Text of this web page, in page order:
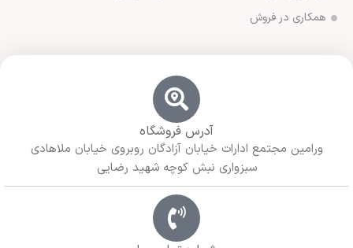
همکاری در فروش
آدرس فروشگاه
ورامین مجتمع ادارات خیابان آزادگان روبروی خیابان ملاهادی
سبزواری نبش کوچه شهید رضایی